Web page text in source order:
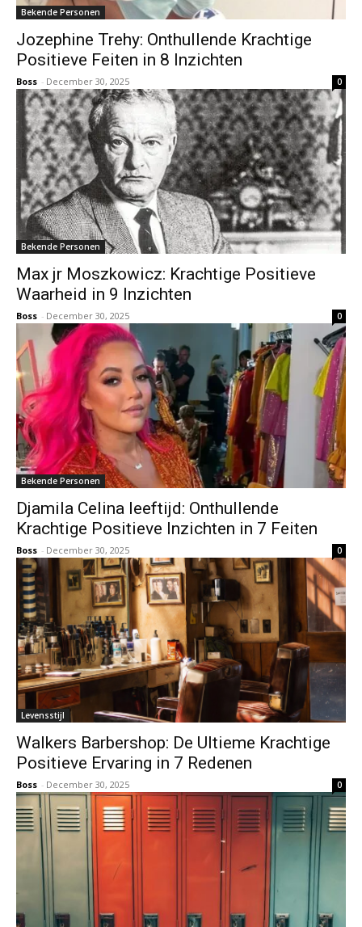
Bekende Personen
Jozephine Trehy: Onthullende Krachtige
Positieve Feiten in 8 Inzichten
Boss - December 30, 2025 0
Bekende Personen
Max jr Moszkowicz: Krachtige Positieve
Waarheid in 9 Inzichten
Boss - December 30, 2025 0
Bekende Personen
Djamila Celina leeftijd: Onthullende
Krachtige Positieve Inzichten in 7 Feiten
Boss - December 30, 2025 0
Levensstijl
Walkers Barbershop: De Ultieme Krachtige
Positieve Ervaring in 7 Redenen
Boss - December 30, 2025 0